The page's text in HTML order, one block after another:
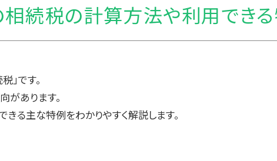
相続税の計算方法や利用でき
」です。
があります。
る主な特例をわかりやすく解説します。